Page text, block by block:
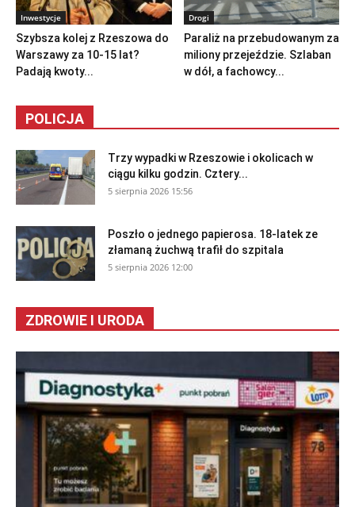
Inwestycje
Szybsza kolej z Rzeszowa do
Warszawy za 10-15 lat?
Padają kwoty...
Drogi
Paraliż na przebudowanym za
miliony przejeździe. Szlaban
w dół, a fachowcy...
POLICJA
Trzy wypadki w Rzeszowie i okolicach w
ciągu kilku godzin. Cztery...
5 sierpnia 2026 15:56
Poszło o jednego papierosa. 18-latek ze
złamaną żuchwą trafił do szpitala
5 sierpnia 2026 12:00
ZDROWIE I URODA